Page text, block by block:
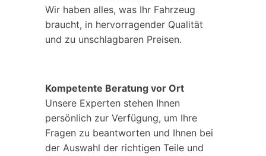
Wir haben alles, was Ihr Fahrzeug
braucht, in hervorragender Qualität
und zu unschlagbaren Preisen.
Kompetente Beratung vor Ort
Unsere Experten stehen Ihnen
persönlich zur Verfügung, um Ihre
Fragen zu beantworten und Ihnen bei
der Auswahl der richtigen Teile und